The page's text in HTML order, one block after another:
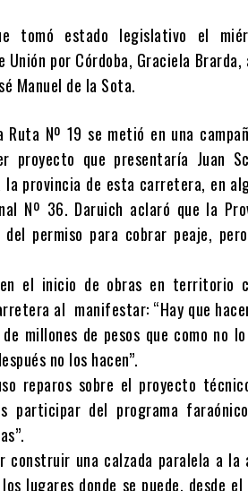
tomó estado legislativo el
por Córdoba, Graciela
Manuel de la Sota.
Nº 19 se metió en una
proyecto que presentaría Juan
provincia de esta carretera, en
Nº 36. Daruich aclaró que la
permiso para cobrar peaje,
el inicio de obras en territorio
al manifestar: “Hay que
millones de pesos que como no
no los hacen”.
reparos sobre el proyecto
participar del programa
construir una calzada paralela a
lugares donde se puede, desde